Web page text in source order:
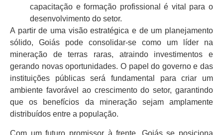
capacitação e formação profissional é vital para o
desenvolvimento do setor.
A partir de uma visão estratégica e de um planejamento
sólido, Goiás pode consolidar-se como um líder na
mineração de terras raras, atraindo investimentos e
gerando novas oportunidades. O papel do governo e das
instituições públicas será fundamental para criar um
ambiente favorável ao crescimento do setor, garantindo
que os benefícios da mineração sejam amplamente
distribuídos entre a população.
Com um futuro promissor à frente, Goiás se posiciona